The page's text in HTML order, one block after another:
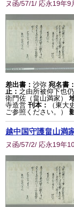
ヌ函/57/1/ 応永19年9
差出書：沙弥 宛名書
止： 之由所被仰下也
衛門佐（畠山満家）
寺造営刊本：
（東
ご参照ください。）
越中国守護畠山満
ヌ函/57/2/ 応永19年